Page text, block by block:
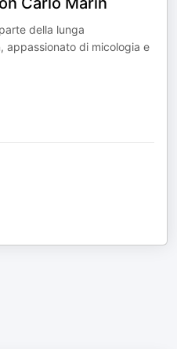
della lunga
appassionato di micologia e